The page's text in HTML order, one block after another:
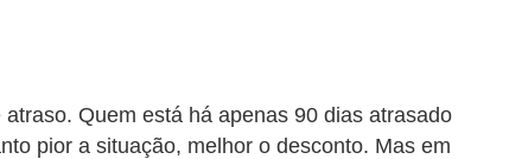
Quem está há apenas 90 dias atrasado
pior a situação, melhor o desconto. Mas em